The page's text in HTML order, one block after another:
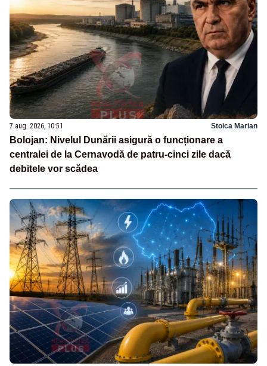
7 aug. 2026, 10:51 Stoica Marian
Bolojan: Nivelul Dunării asigură o funcționare a
centralei de la Cernavodă de patru-cinci zile dacă
debitele vor scădea